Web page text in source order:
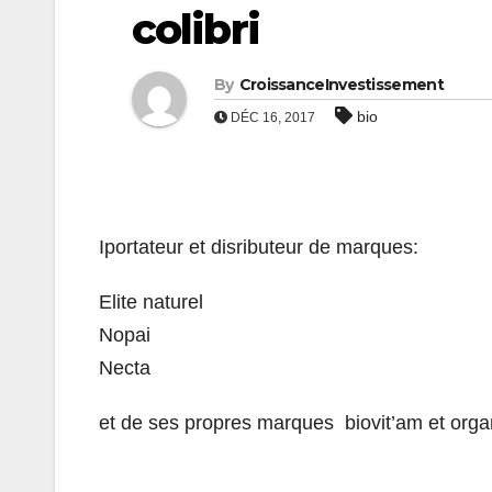
colibri
By CroissanceInvestissement
DÉC 16, 2017 bio
Iportateur et disributeur de marques:
Elite naturel
Nopai
Necta
et de ses propres marques biovit’am et